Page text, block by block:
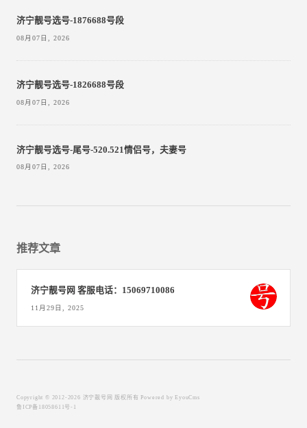
济宁靓号选号-1876688号段
08月07日, 2026
济宁靓号选号-1826688号段
08月07日, 2026
济宁靓号选号-尾号-520.521情侣号，夫妻号
08月07日, 2026
推荐文章
济宁靓号网 客服电话：15069710086
11月29日, 2025
Copyright © 2012-2026 济宁靓号网 版权所有
Powered by EyouCms
鲁ICP备18058611号-1